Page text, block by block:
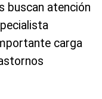
buscan atención
carga